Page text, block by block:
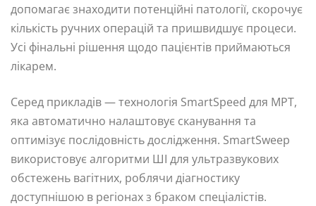
допомагає знаходити потенційні патології, скорочує
кількість ручних операцій та пришвидшує процеси.
Усі фінальні рішення щодо пацієнтів приймаються
лікарем.
Серед прикладів — технологія SmartSpeed для МРТ,
яка автоматично налаштовує сканування та
оптимізує послідовність дослідження. SmartSweep
використовує алгоритми ШІ для ультразвукових
обстежень вагітних, роблячи діагностику
доступнішою в регіонах з браком спеціалістів.